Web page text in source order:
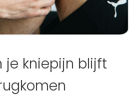
je kniepijn blijft